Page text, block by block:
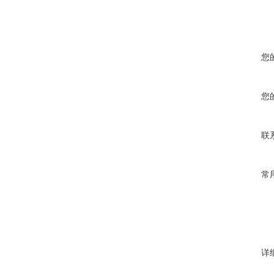
您
您
联
常
详